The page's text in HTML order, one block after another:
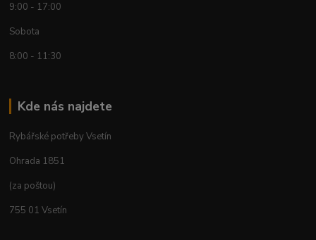
9:00 - 17:00
Sobota
8:00 - 11:30
Kde nás najdete
Rybářské potřeby Vsetín
Ohrada 1851
(za poštou)
755 01 Vsetín